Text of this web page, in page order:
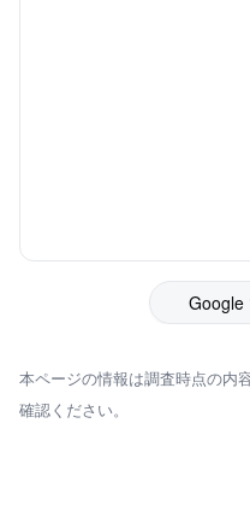
Google
本ページの情報は調査時点の内
確認ください。